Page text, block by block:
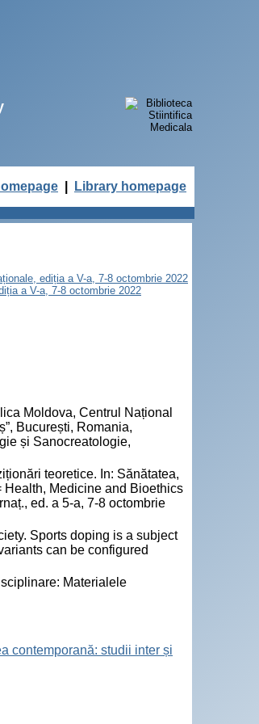
Library homepage
ediția a V-a, 7-8 octombrie 2022
a V-a, 7-8 octombrie 2022
Moldova, Centrul Național
București, Romania,
și Sanocreatologie,
teoretice. In: Sănătatea,
Medicine and Bioethics
ed. a 5-a, 7-8 octombrie
Sports doping is a subject
can be configured
Materialele
contemporană: studii inter și